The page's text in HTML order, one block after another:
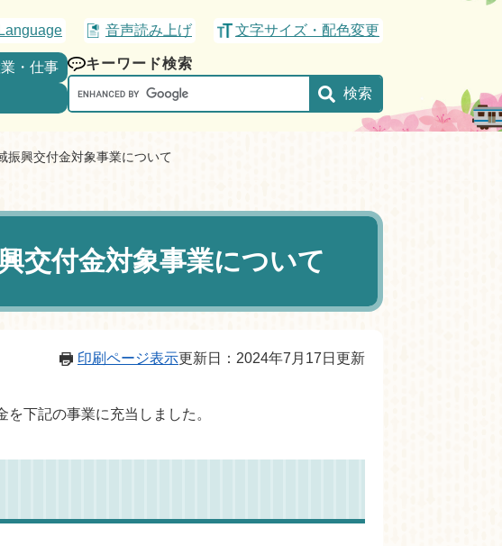
Language 音声読み上げ 文字サイズ・配色変更
・仕事
キーワード検索
Google
カ
タ
索
興交付金対象事業について
交付金対象事業について
更新日：2024年7月17日更新
印刷ページ表示
下記の事業に充当しました。